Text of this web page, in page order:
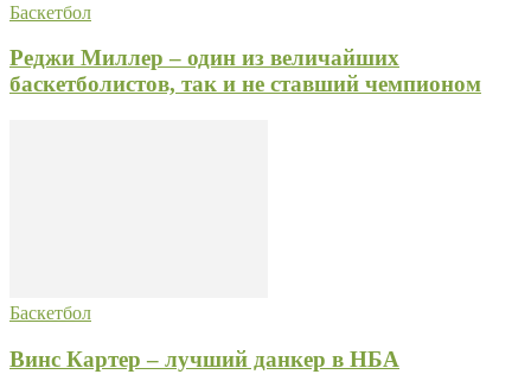
Баскетбол
Реджи Миллер – один из величайших
баскетболистов, так и не ставший чемпионом
Баскетбол
Винс Картер – лучший данкер в НБА